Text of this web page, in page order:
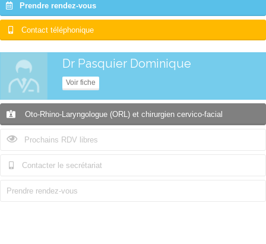
Prendre rendez-vous
Contact téléphonique
Dr Pasquier Dominique
Voir fiche
Oto-Rhino-Laryngologue (ORL) et chirurgien cervico-facial
Prochains RDV libres
Contacter le secrétariat
Prendre rendez-vous